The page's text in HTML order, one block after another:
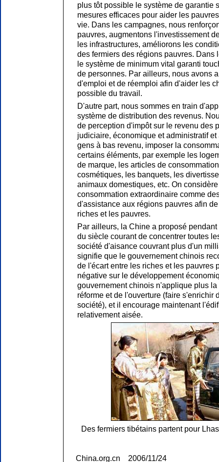
plus tôt possible le système de garantie
mesures efficaces pour aider les
vie. Dans les campagnes, nous
pauvres, augmentons l'investissement
les infrastructures, améliorons les
des fermiers des régions pauvres. Dans
le système de minimum vital garanti
de personnes. Par ailleurs, nous avons
d'emploi et de réemploi afin d'aider les
possible du travail.
D'autre part, nous sommes en train
système de distribution des revenus.
de perception d'impôt sur le revenu des
judiciaire, économique et administratif
gens à bas revenu, imposer la
certains éléments, par exemple les
de marque, les articles de
cosmétiques, les banquets, les
animaux domestiques, etc. On
consommation extraordinaire comme
d'assistance aux régions pauvres afin
riches et les pauvres.
Par ailleurs, la Chine a proposé
du siècle courant de concentrer toutes
société d'aisance couvrant plus d'un
signifie que le gouvernement chinois
de l'écart entre les riches et les pauvres
négative sur le développement
gouvernement chinois n'applique plus
réforme et de l'ouverture (faire s'enrichir
société), et il encourage maintenant
relativement aisée.
Des fermiers tibétains partent pour
China.org.cn 2006/11/24